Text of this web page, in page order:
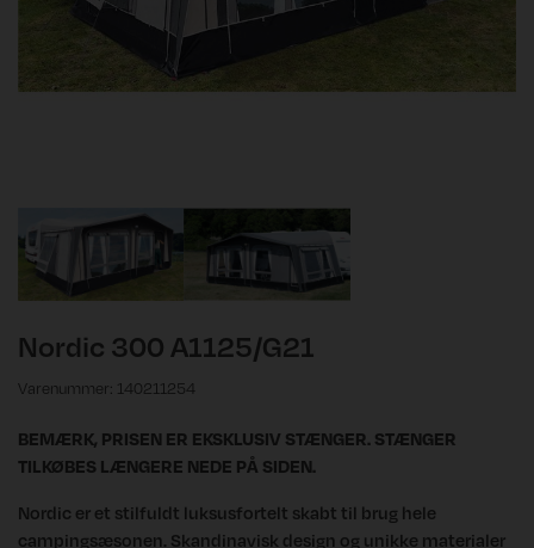
Nordic 300 A1125/G21
Varenummer: 140211254
BEMÆRK, PRISEN ER EKSKLUSIV STÆNGER. STÆNGER
TILKØBES LÆNGERE NEDE PÅ SIDEN.
Nordic er et stilfuldt luksusfortelt skabt til brug hele
campingsæsonen. Skandinavisk design og unikke materialer